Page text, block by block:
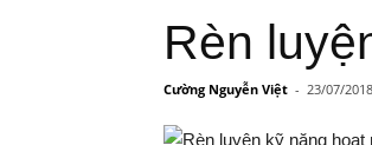
Rèn
Cường Nguyễn Việt - 23/07/2018